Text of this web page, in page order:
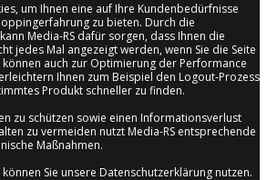
um Ihnen eine auf Ihre Kundenbedürfnisse
zu bieten. Durch die
Media-RS dafür sorgen, dass Ihnen die
jedes Mal angezeigt werden, wenn Sie die Seite
auch zur Optimierung der Performance
Ihnen zum Beispiel den Logout-Prozess
Produkt schneller zu finden.
zu schützen sowie einen Informationsverlust
zu vermeiden nutzt Media-RS entsprechende
Maßnahmen.
Sie unsere Datenschutzerklärung nutzen.